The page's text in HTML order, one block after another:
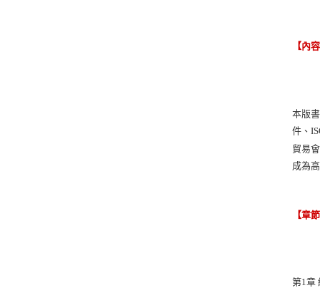
【內
本版
件、
貿易
成為
【章
第1章